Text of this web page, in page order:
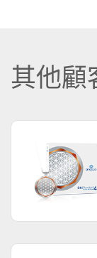
其他顧